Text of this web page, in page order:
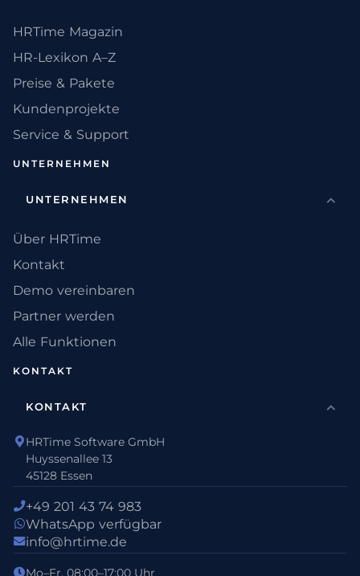
HRTime Magazin
HR-Lexikon A–Z
Preise & Pakete
Kundenprojekte
Service & Support
UNTERNEHMEN
UNTERNEHMEN
Über HRTime
Kontakt
Demo vereinbaren
Partner werden
Alle Funktionen
KONTAKT
KONTAKT
HRTime Software GmbH
Huyssenallee 13
45128 Essen
+49 201 43 74 983
WhatsApp verfügbar
info@hrtime.de
Mo–Fr, 08:00–17:00 Uhr